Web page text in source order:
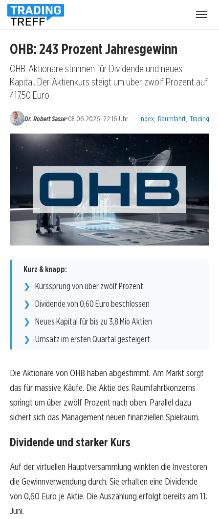
OHB: 243 Prozent Jahresgewinn
OHB-Aktionäre stimmen für Dividende und neues
Kapital. Der Aktienkurs steigt um über zwölf Prozent auf
417,50 Euro.
Dr. Robert Sasse•08.06.2026, 22:16 Uhr Kategorien:
Index Raumfahrt Trading
Kurz & knapp:
Kurssprung von über zwölf Prozent
Dividende von 0,60 Euro beschlossen
Neues Kapital für bis zu 3,8 Mio Aktien
Umsatz im ersten Quartal gesteigert
Die Aktionäre von OHB haben abgestimmt. Am Markt sorgt
das für massive Käufe. Die Aktie des Raumfahrtkonzerns
springt um über zwölf Prozent nach oben. Parallel dazu
sichert sich das Management neuen finanziellen Spielraum.
Dividende und starker Kurs
Auf der virtuellen Hauptversammlung winkten die Investoren
die Gewinnverwendung durch. Sie erhalten eine Dividende
von 0,60 Euro je Aktie. Die Auszahlung erfolgt bereits am 11.
Juni.